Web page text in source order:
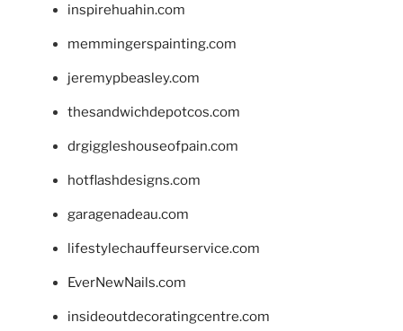
inspirehuahin.com
memmingerspainting.com
jeremypbeasley.com
thesandwichdepotcos.com
drgiggleshouseofpain.com
hotflashdesigns.com
garagenadeau.com
lifestylechauffeurservice.com
EverNewNails.com
insideoutdecoratingcentre.com